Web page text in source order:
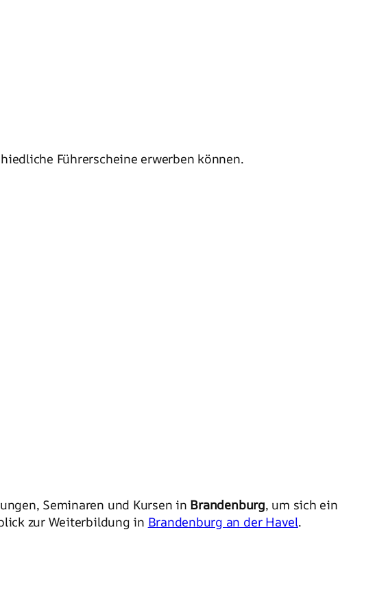
Führerscheine erwerben können.
Seminaren und Kursen in Brandenburg, um sich ein
zur Weiterbildung in Brandenburg an der Havel.